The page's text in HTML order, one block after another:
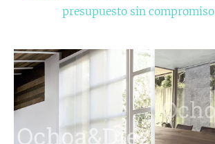
presupuesto sin compromiso